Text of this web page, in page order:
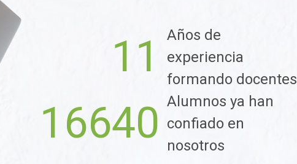
11
Años de
experiencia
formando docentes
16640 Alumnos ya han
confiado en
nosotros